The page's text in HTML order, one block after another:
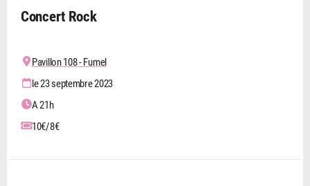
Concert Rock
Pavillon 108 - Fumel
le 23 septembre 2023
A 21h
10€/8€